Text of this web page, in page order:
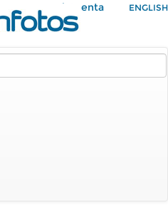
Mi Cuenta ENGLISH